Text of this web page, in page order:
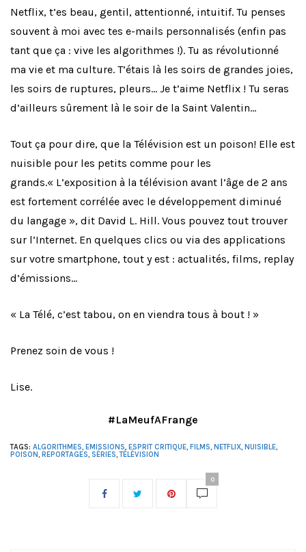
Netflix, t’es beau, gentil, attentionné, intuitif. Tu penses
souvent à moi avec tes e-mails personnalisés (enfin pas
tant que ça : vive les algorithmes !). Tu as révolutionné
ma vie et ma culture. T’étais là les soirs de grandes joies,
les soirs de ruptures, pleurs… Je t’aime Netflix ! Tu seras
d’ailleurs sûrement là le soir de la Saint Valentin…
Tout ça pour dire, que la Télévision est un poison! Elle est
nuisible pour les petits comme pour les
grands.« L’exposition à la télévision avant l’âge de 2 ans
est fortement corrélée avec le développement diminué
du langage », dit David L. Hill. Vous pouvez tout trouver
sur l’Internet. En quelques clics ou via des applications
sur votre smartphone, tout y est : actualités, films, replay
d’émissions…
« La Télé, c’est tabou, on en viendra tous à bout ! »
Prenez soin de vous !
Lise.
#LaMeufAFrange
TAGS: ALGORITHMES, EMISSIONS, ESPRIT CRITIQUE, FILMS, NETFLIX, NUISIBLE,
POISON, REPORTAGES, SÉRIES,TÉLÉVISION
0